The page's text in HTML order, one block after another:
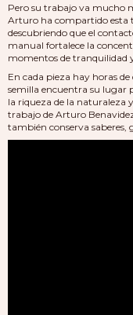
Pero su trabajo va mucho
Arturo ha compartido esta
descubriendo que el
manual fortalece la
momentos de tranquilidad
En cada pieza hay horas
semilla encuentra su lugar
la riqueza de la naturaleza
trabajo de Arturo
también conserva saberes,